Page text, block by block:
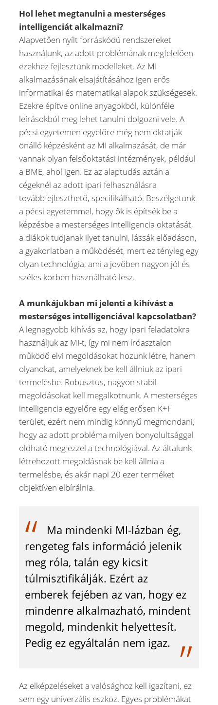
Hol lehet megtanulni a mesterséges
intelligenciát alkalmazni?
Alapvetően nyílt forráskódú rendszereket
használunk, az adott problémának megfelelően
ezekhez fejlesztünk modelleket. Az MI
alkalmazásának elsajátításához igen erős
informatikai és matematikai alapok szükségesek.
Ezekre építve online anyagokból, különféle
leírásokból meg lehet tanulni dolgozni vele. A
pécsi egyetemen egyelőre még nem oktatják
önálló képzésként az MI alkalmazását, de már
vannak olyan felsőoktatási intézmények, például
a BME, ahol igen. Ez az alaptudás aztán a
cégeknél az adott ipari felhasználásra
továbbfejleszthető, specifikálható. Beszélgetünk
a pécsi egyetemmel, hogy ők is építsék be a
képzésbe a mesterséges intelligencia oktatását,
a diákok tudjanak ilyet tanulni, lássák előadáson,
a gyakorlatban a működését, mert ez tényleg egy
olyan technológia, ami a jövőben nagyon jól és
széles körben használható lesz.
A munkájukban mi jelenti a kihívást a
mesterséges intelligenciával kapcsolatban?
A legnagyobb kihívás az, hogy ipari feladatokra
használjuk az MI-t, így mi nem íróasztalon
működő elvi megoldásokat hozunk létre, hanem
olyanokat, amelyeknek be kell állniuk az ipari
termelésbe. Robusztus, nagyon stabil
megoldásokat kell megalkotnunk. A mesterséges
intelligencia egyelőre egy elég erősen K+F
terület, ezért nem mindig könnyű megmondani,
hogy az adott probléma milyen bonyolultsággal
oldható meg ezzel a technológiával. Az általunk
létrehozott megoldásnak be kell állnia a
termelésbe, és akár napi 20 ezer terméket
objektíven elbírálnia.
Ma mindenki MI-lázban ég,
rengeteg fals információ jelenik
meg róla, talán egy kicsit
túlmisztifikálják. Ezért az
emberek fejében az van, hogy ez
mindenre alkalmazható, mindent
megold, mindenkit helyettesít.
Pedig ez egyáltalán nem igaz.
Az elképzeléseket a valósághoz kell igazítani, ez
sem egy univerzális eszköz. Egyes problémákat